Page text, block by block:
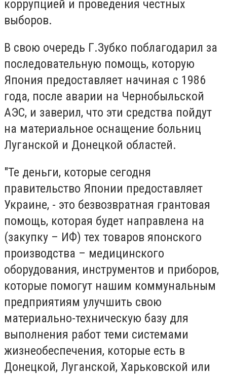
коррупцией и проведения честных
выборов.
В свою очередь Г.Зубко поблагодарил за
последовательную помощь, которую
Япония предоставляет начиная с 1986
года, после аварии на Чернобыльской
АЭС, и заверил, что эти средства пойдут
на материальное оснащение больниц
Луганской и Донецкой областей.
"Те деньги, которые сегодня
правительство Японии предоставляет
Украине, - это безвозвратная грантовая
помощь, которая будет направлена на
(закупку – ИФ) тех товаров японского
производства – медицинского
оборудования, инструментов и приборов,
которые помогут нашим коммунальным
предприятиям улучшить свою
материально-техническую базу для
выполнения работ теми системами
жизнеобеспечения, которые есть в
Донецкой, Луганской, Харьковской или